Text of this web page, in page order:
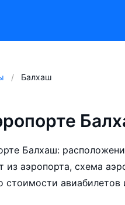
Балхаш
Балхаш:
из аэропорта, схема
стоимости авиабилетов